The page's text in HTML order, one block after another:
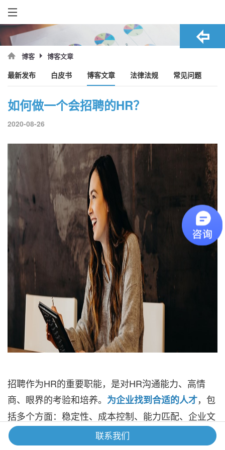
博客 博客文章
最新发布 白皮书 博客文章 法律法规 常见问题
如何做一个会招聘的HR？
2020-08-26
招聘作为HR的重要职能，是对HR沟通能力、高情
商、眼界的考验和培养。 为企业找到合适的人才，包
括多个方面：稳定性、成本控制、能力匹配、企业文
化等等。再加上很多时候对一个岗位的需求非常急
联系我们